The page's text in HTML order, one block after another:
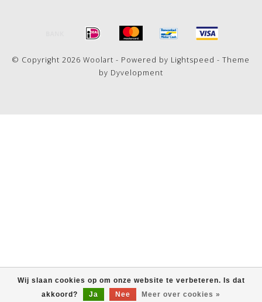
Wij slaan cookies op om onze website te verbeteren. Is dat
akkoord?
Ja Nee Meer over cookies »
© Copyright 2026 Woolart - Powered by Lightspeed - Theme
by Dyvelopment